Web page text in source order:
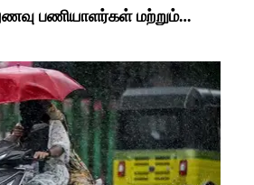
பணியாளர்கள் மற்றும்